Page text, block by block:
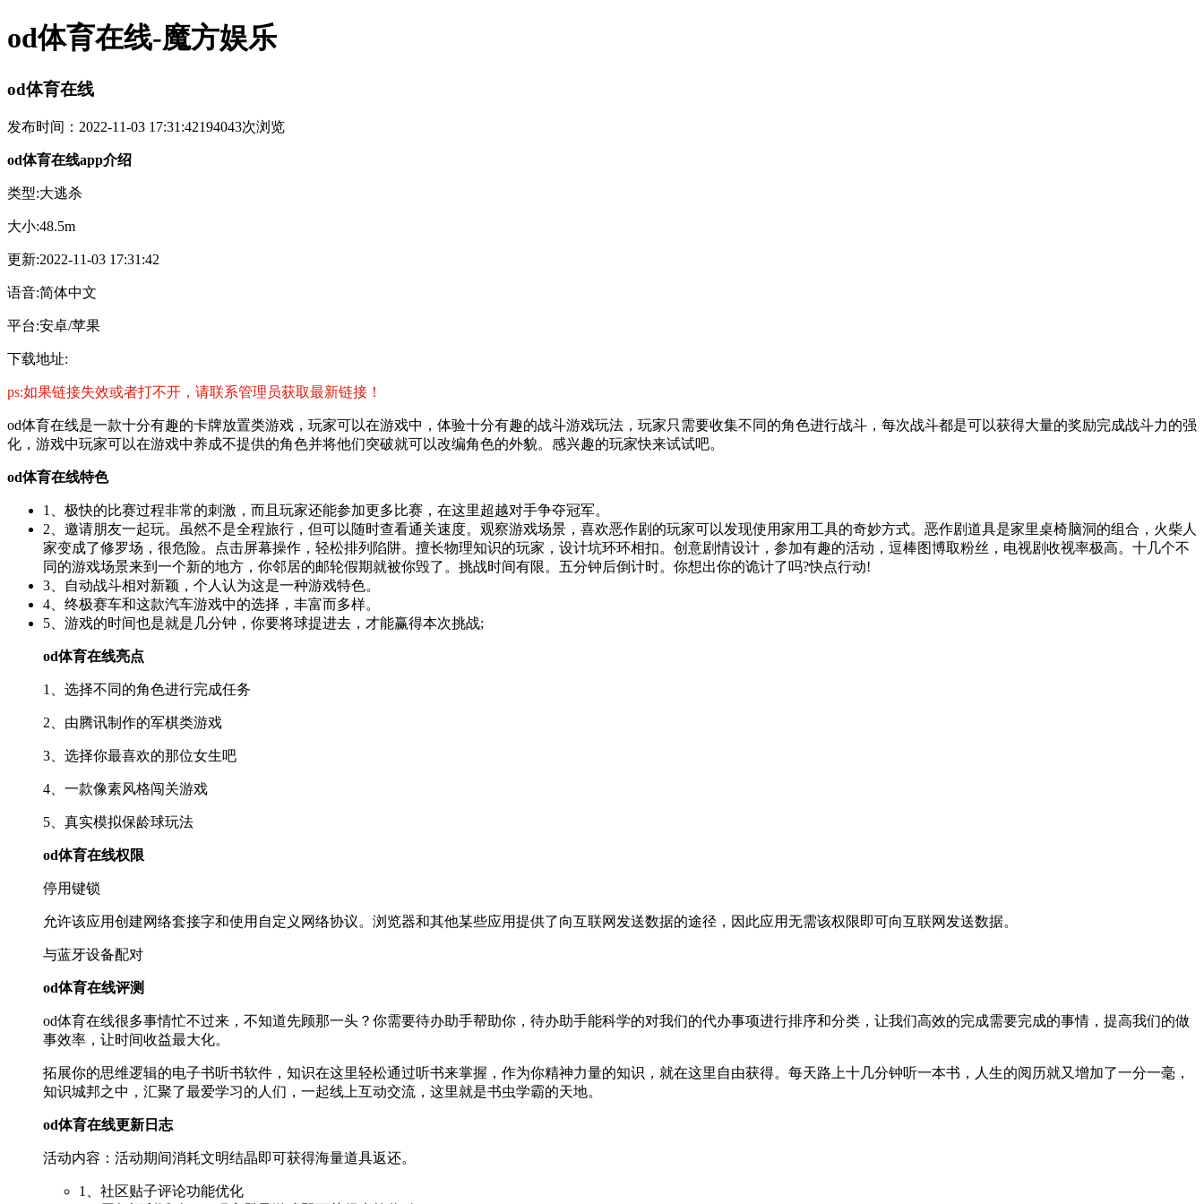
od体育在线-魔方娱乐
od体育在线
发布时间：2022-11-03 17:31:42194043次浏览
od体育在线app介绍
类型:大逃杀
大小:48.5m
更新:2022-11-03 17:31:42
语音:简体中文
平台:安卓/苹果
下载地址:
ps:如果链接失效或者打不开，请联系管理员获取最新链接！
od体育在线是一款十分有趣的卡牌放置类游戏，玩家可以在游戏中，体验十分有趣的战斗游戏玩法，玩家只需要收集不同的角色进行战斗，每次战斗都是可以获得大量的奖励完成战斗力的强
化，游戏中玩家可以在游戏中养成不提供的角色并将他们突破就可以改编角色的外貌。感兴趣的玩家快来试试吧。
od体育在线特色
1、极快的比赛过程非常的刺激，而且玩家还能参加更多比赛，在这里超越对手争夺冠军。
2、邀请朋友一起玩。虽然不是全程旅行，但可以随时查看通关速度。观察游戏场景，喜欢恶作剧的玩家可以发现使用家用工具的奇妙方式。恶作剧道具是家里桌椅脑洞的组合，火柴人
家变成了修罗场，很危险。点击屏幕操作，轻松排列陷阱。擅长物理知识的玩家，设计坑环环相扣。创意剧情设计，参加有趣的活动，逗棒图博取粉丝，电视剧收视率极高。十几个不
同的游戏场景来到一个新的地方，你邻居的邮轮假期就被你毁了。挑战时间有限。五分钟后倒计时。你想出你的诡计了吗?快点行动!
3、自动战斗相对新颖，个人认为这是一种游戏特色。
4、终极赛车和这款汽车游戏中的选择，丰富而多样。
5、游戏的时间也是就是几分钟，你要将球提进去，才能赢得本次挑战;
od体育在线亮点
1、选择不同的角色进行完成任务
2、由腾讯制作的军棋类游戏
3、选择你最喜欢的那位女生吧
4、一款像素风格闯关游戏
5、真实模拟保龄球玩法
od体育在线权限
停用键锁
允许该应用创建网络套接字和使用自定义网络协议。浏览器和其他某些应用提供了向互联网发送数据的途径，因此应用无需该权限即可向互联网发送数据。
与蓝牙设备配对
od体育在线评测
od体育在线很多事情忙不过来，不知道先顾那一头？你需要待办助手帮助你，待办助手能科学的对我们的代办事项进行排序和分类，让我们高效的完成需要完成的事情，提高我们的做
事效率，让时间收益最大化。
拓展你的思维逻辑的电子书听书软件，知识在这里轻松通过听书来掌握，作为你精神力量的知识，就在这里自由获得。每天路上十几分钟听一本书，人生的阅历就又增加了一分一毫，
知识城邦之中，汇聚了最爱学习的人们，一起线上互动交流，这里就是书虫学霸的天地。
od体育在线更新日志
活动内容：活动期间消耗文明结晶即可获得海量道具返还。
1、社区贴子评论功能优化